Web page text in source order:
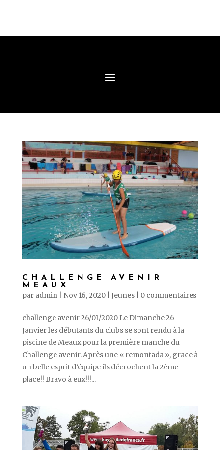
CHALLENGE AVENIR
MEAUX
par admin| Nov 16, 2020| Jeunes| 0 commentaires
challenge avenir 26/01/2020 Le Dimanche 26
Janvier les débutants du clubs se sont rendu à la
piscine de Meaux pour la première manche du
Challenge avenir. Après une « remontada », grace à
un belle esprit d’équipe ils décrochent la 2ème
place!! Bravo à eux!!!...